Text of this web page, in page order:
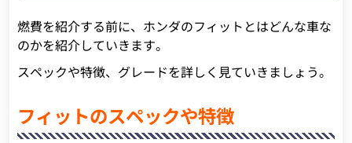
燃費を紹介する前に、ホンダのフィットとはどんな車な
のかを紹介していきます。
スペックや特徴、グレードを詳しく見ていきましょう。
フィットのスペックや特徴